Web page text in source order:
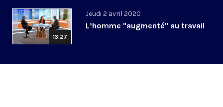
13:27
Jeudi 2 avril 2020
L’homme "augmenté" au travail